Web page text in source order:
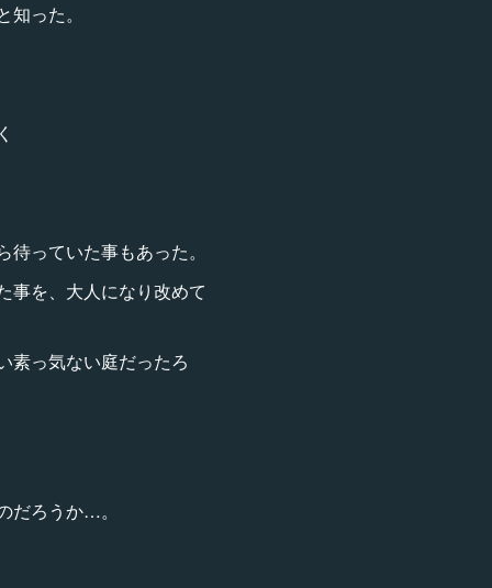
った。
っていた事もあった。
事を、大人になり改めて
素っ気ない庭だったろ
だろうか…。